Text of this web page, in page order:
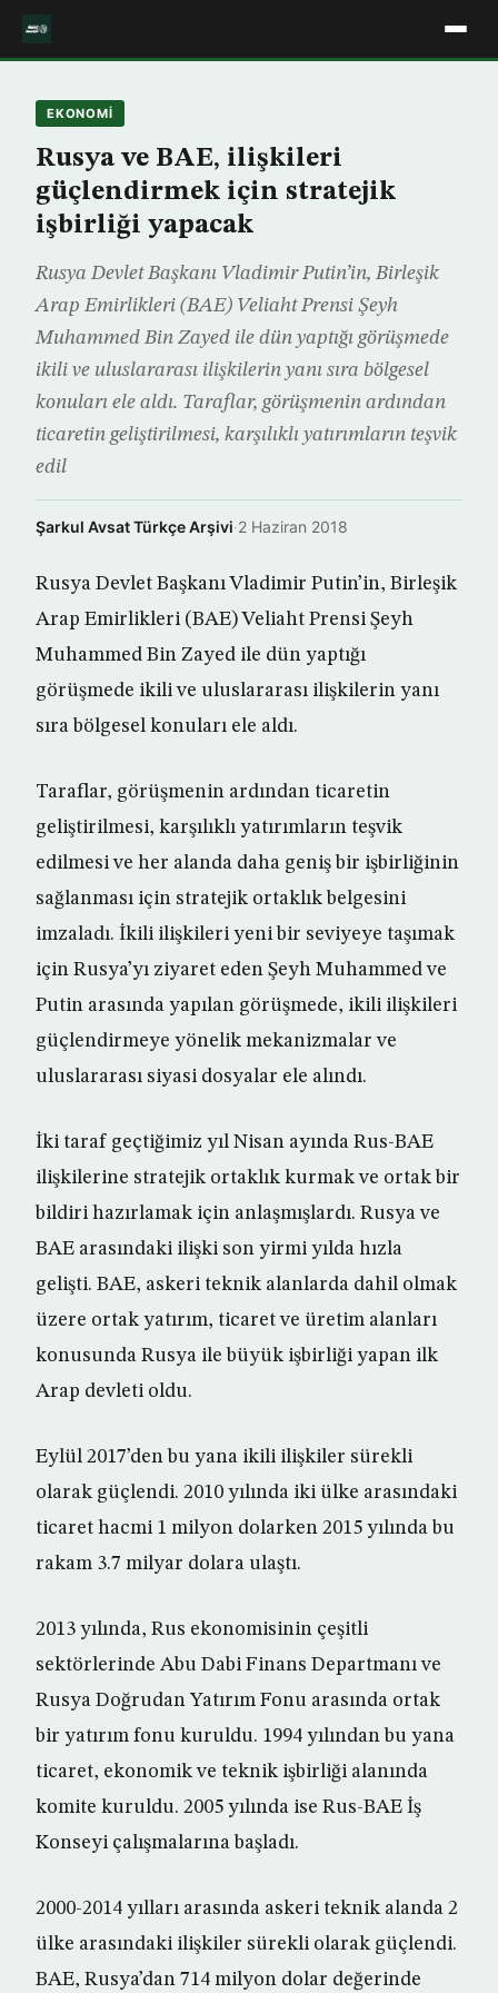
EKONOMİ
Rusya ve BAE, ilişkileri
güçlendirmek için stratejik
işbirliği yapacak
Rusya Devlet Başkanı Vladimir Putin’in, Birleşik
Arap Emirlikleri (BAE) Veliaht Prensi Şeyh
Muhammed Bin Zayed ile dün yaptığı görüşmede
ikili ve uluslararası ilişkilerin yanı sıra bölgesel
konuları ele aldı. Taraflar, görüşmenin ardından
ticaretin geliştirilmesi, karşılıklı yatırımların teşvik
edil
Şarkul Avsat Türkçe Arşivi·2 Haziran 2018
Rusya Devlet Başkanı Vladimir Putin’in, Birleşik
Arap Emirlikleri (BAE) Veliaht Prensi Şeyh
Muhammed Bin Zayed ile dün yaptığı
görüşmede ikili ve uluslararası ilişkilerin yanı
sıra bölgesel konuları ele aldı.
Taraflar, görüşmenin ardından ticaretin
geliştirilmesi, karşılıklı yatırımların teşvik
edilmesi ve her alanda daha geniş bir işbirliğinin
sağlanması için stratejik ortaklık belgesini
imzaladı. İkili ilişkileri yeni bir seviyeye taşımak
için Rusya’yı ziyaret eden Şeyh Muhammed ve
Putin arasında yapılan görüşmede, ikili ilişkileri
güçlendirmeye yönelik mekanizmalar ve
uluslararası siyasi dosyalar ele alındı.
İki taraf geçtiğimiz yıl Nisan ayında Rus-BAE
ilişkilerine stratejik ortaklık kurmak ve ortak bir
bildiri hazırlamak için anlaşmışlardı. Rusya ve
BAE arasındaki ilişki son yirmi yılda hızla
gelişti. BAE, askeri teknik alanlarda dahil olmak
üzere ortak yatırım, ticaret ve üretim alanları
konusunda Rusya ile büyük işbirliği yapan ilk
Arap devleti oldu.
Eylül 2017’den bu yana ikili ilişkiler sürekli
olarak güçlendi. 2010 yılında iki ülke arasındaki
ticaret hacmi 1 milyon dolarken 2015 yılında bu
rakam 3.7 milyar dolara ulaştı.
2013 yılında, Rus ekonomisinin çeşitli
sektörlerinde Abu Dabi Finans Departmanı ve
Rusya Doğrudan Yatırım Fonu arasında ortak
bir yatırım fonu kuruldu. 1994 yılından bu yana
ticaret, ekonomik ve teknik işbirliği alanında
komite kuruldu. 2005 yılında ise Rus-BAE İş
Konseyi çalışmalarına başladı.
2000-2014 yılları arasında askeri teknik alanda 2
ülke arasındaki ilişkiler sürekli olarak güçlendi.
BAE, Rusya’dan 714 milyon dolar değerinde